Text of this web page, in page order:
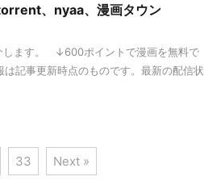
、nyaa、漫画タウン
します。 ↓600ポイントで漫画を無料で
記事更新時点のものです。最新の配信状
33 Next »